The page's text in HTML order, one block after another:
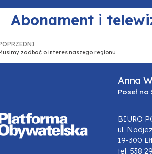
Abonament i
zadbać o interes naszego regionu
Anna
Poseł na
BIURO
ul.
19-300
tel. 538